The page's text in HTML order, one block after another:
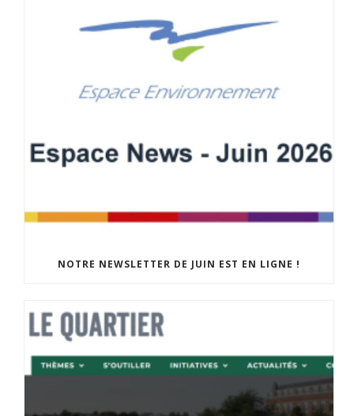
NOTRE NEWSLETTER DE JUIN EST EN LIGNE !